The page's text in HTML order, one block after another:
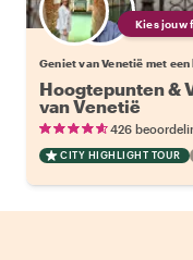
Kies jouw
Geniet van Venetië met
Hoogtepunten &
van Venetië
426
CITY HIGHLIGHT TOUR